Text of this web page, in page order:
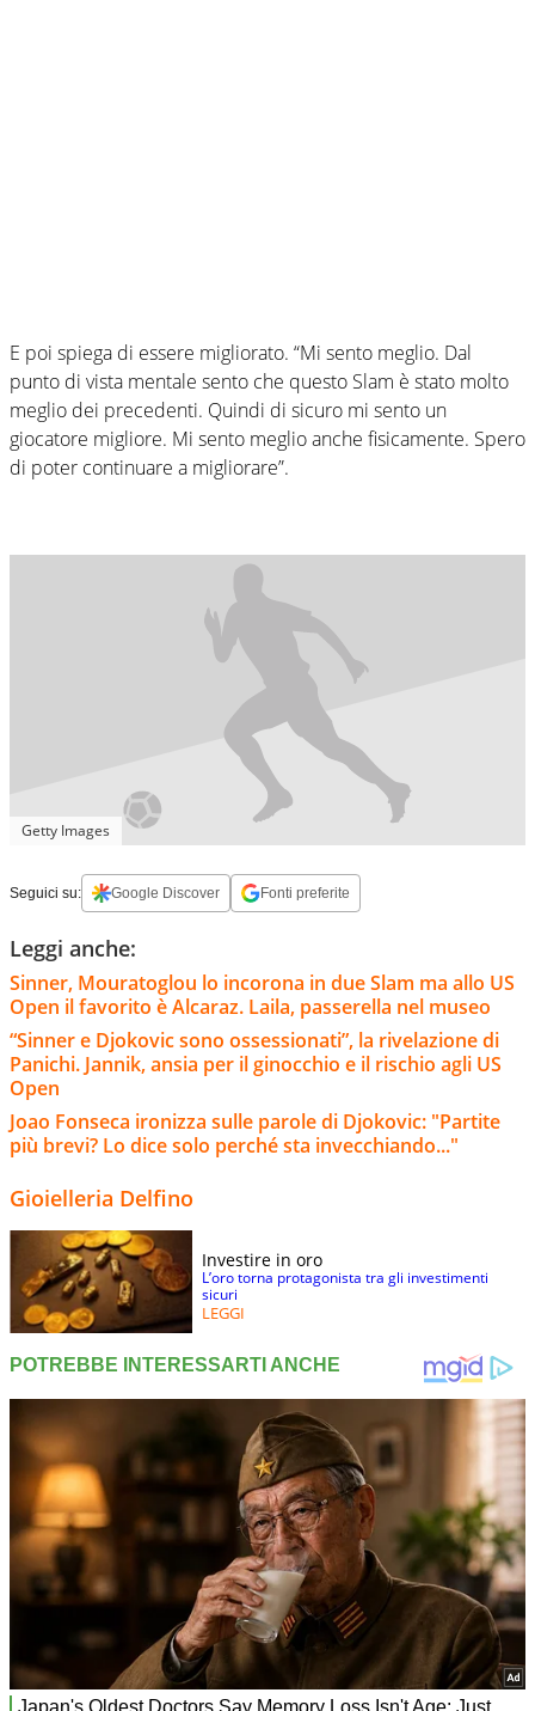
E poi spiega di essere migliorato. “Mi sento meglio. Dal
punto di vista mentale sento che questo Slam è stato molto
meglio dei precedenti. Quindi di sicuro mi sento un
giocatore migliore. Mi sento meglio anche fisicamente. Spero
di poter continuare a migliorare”.
Getty Images
Seguici su: Google Discover Fonti preferite
Leggi anche:
Sinner, Mouratoglou lo incorona in due Slam ma allo US
Open il favorito è Alcaraz. Laila, passerella nel museo
“Sinner e Djokovic sono ossessionati”, la rivelazione di
Panichi. Jannik, ansia per il ginocchio e il rischio agli US
Open
Joao Fonseca ironizza sulle parole di Djokovic: "Partite
più brevi? Lo dice solo perché sta invecchiando..."
Gioielleria Delfino
Investire in oro
L’oro torna protagonista tra gli investimenti
sicuri
LEGGI